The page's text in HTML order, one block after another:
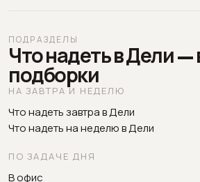
ПОДРАЗДЕЛЫ
Что надеть в Дели —
подборки
НА ЗАВТРА И НЕДЕЛЮ
Что надеть завтра в Дели
Что надеть на неделю в Дели
ПО ЗАДАЧЕ ДНЯ
В офис